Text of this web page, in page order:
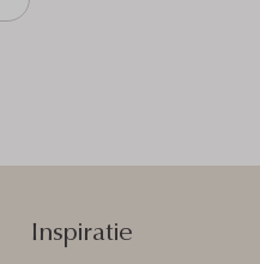
Inspiratie